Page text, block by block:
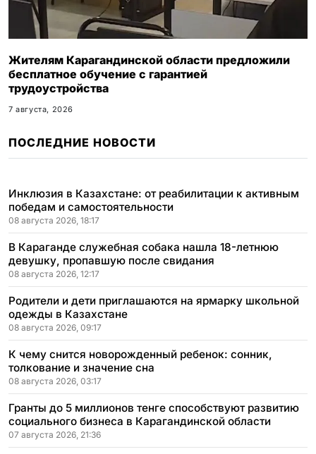
Жителям Карагандинской области предложили
бесплатное обучение с гарантией
трудоустройства
7 августа, 2026
ПОСЛЕДНИЕ НОВОСТИ
Инклюзия в Казахстане: от реабилитации к активным
победам и самостоятельности
08 августа 2026, 18:17
В Караганде служебная собака нашла 18-летнюю
девушку, пропавшую после свидания
08 августа 2026, 12:17
Родители и дети приглашаются на ярмарку школьной
одежды в Казахстане
08 августа 2026, 09:17
К чему снится новорожденный ребенок: сонник,
толкование и значение сна
08 августа 2026, 03:17
Гранты до 5 миллионов тенге способствуют развитию
социального бизнеса в Карагандинской области
07 августа 2026, 21:36